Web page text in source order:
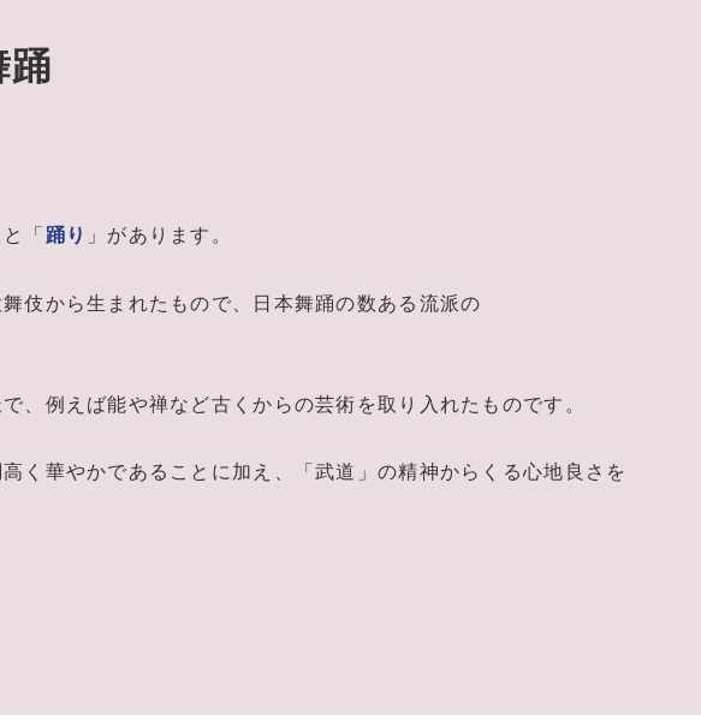
踊
と「踊り 」があります。
伎から生まれたもので、日本舞踊の数ある流派の
、例えば能や禅など古くからの芸術を取り入れたものです。
く華やかであることに加え、「武道」の精神からくる心地良さを